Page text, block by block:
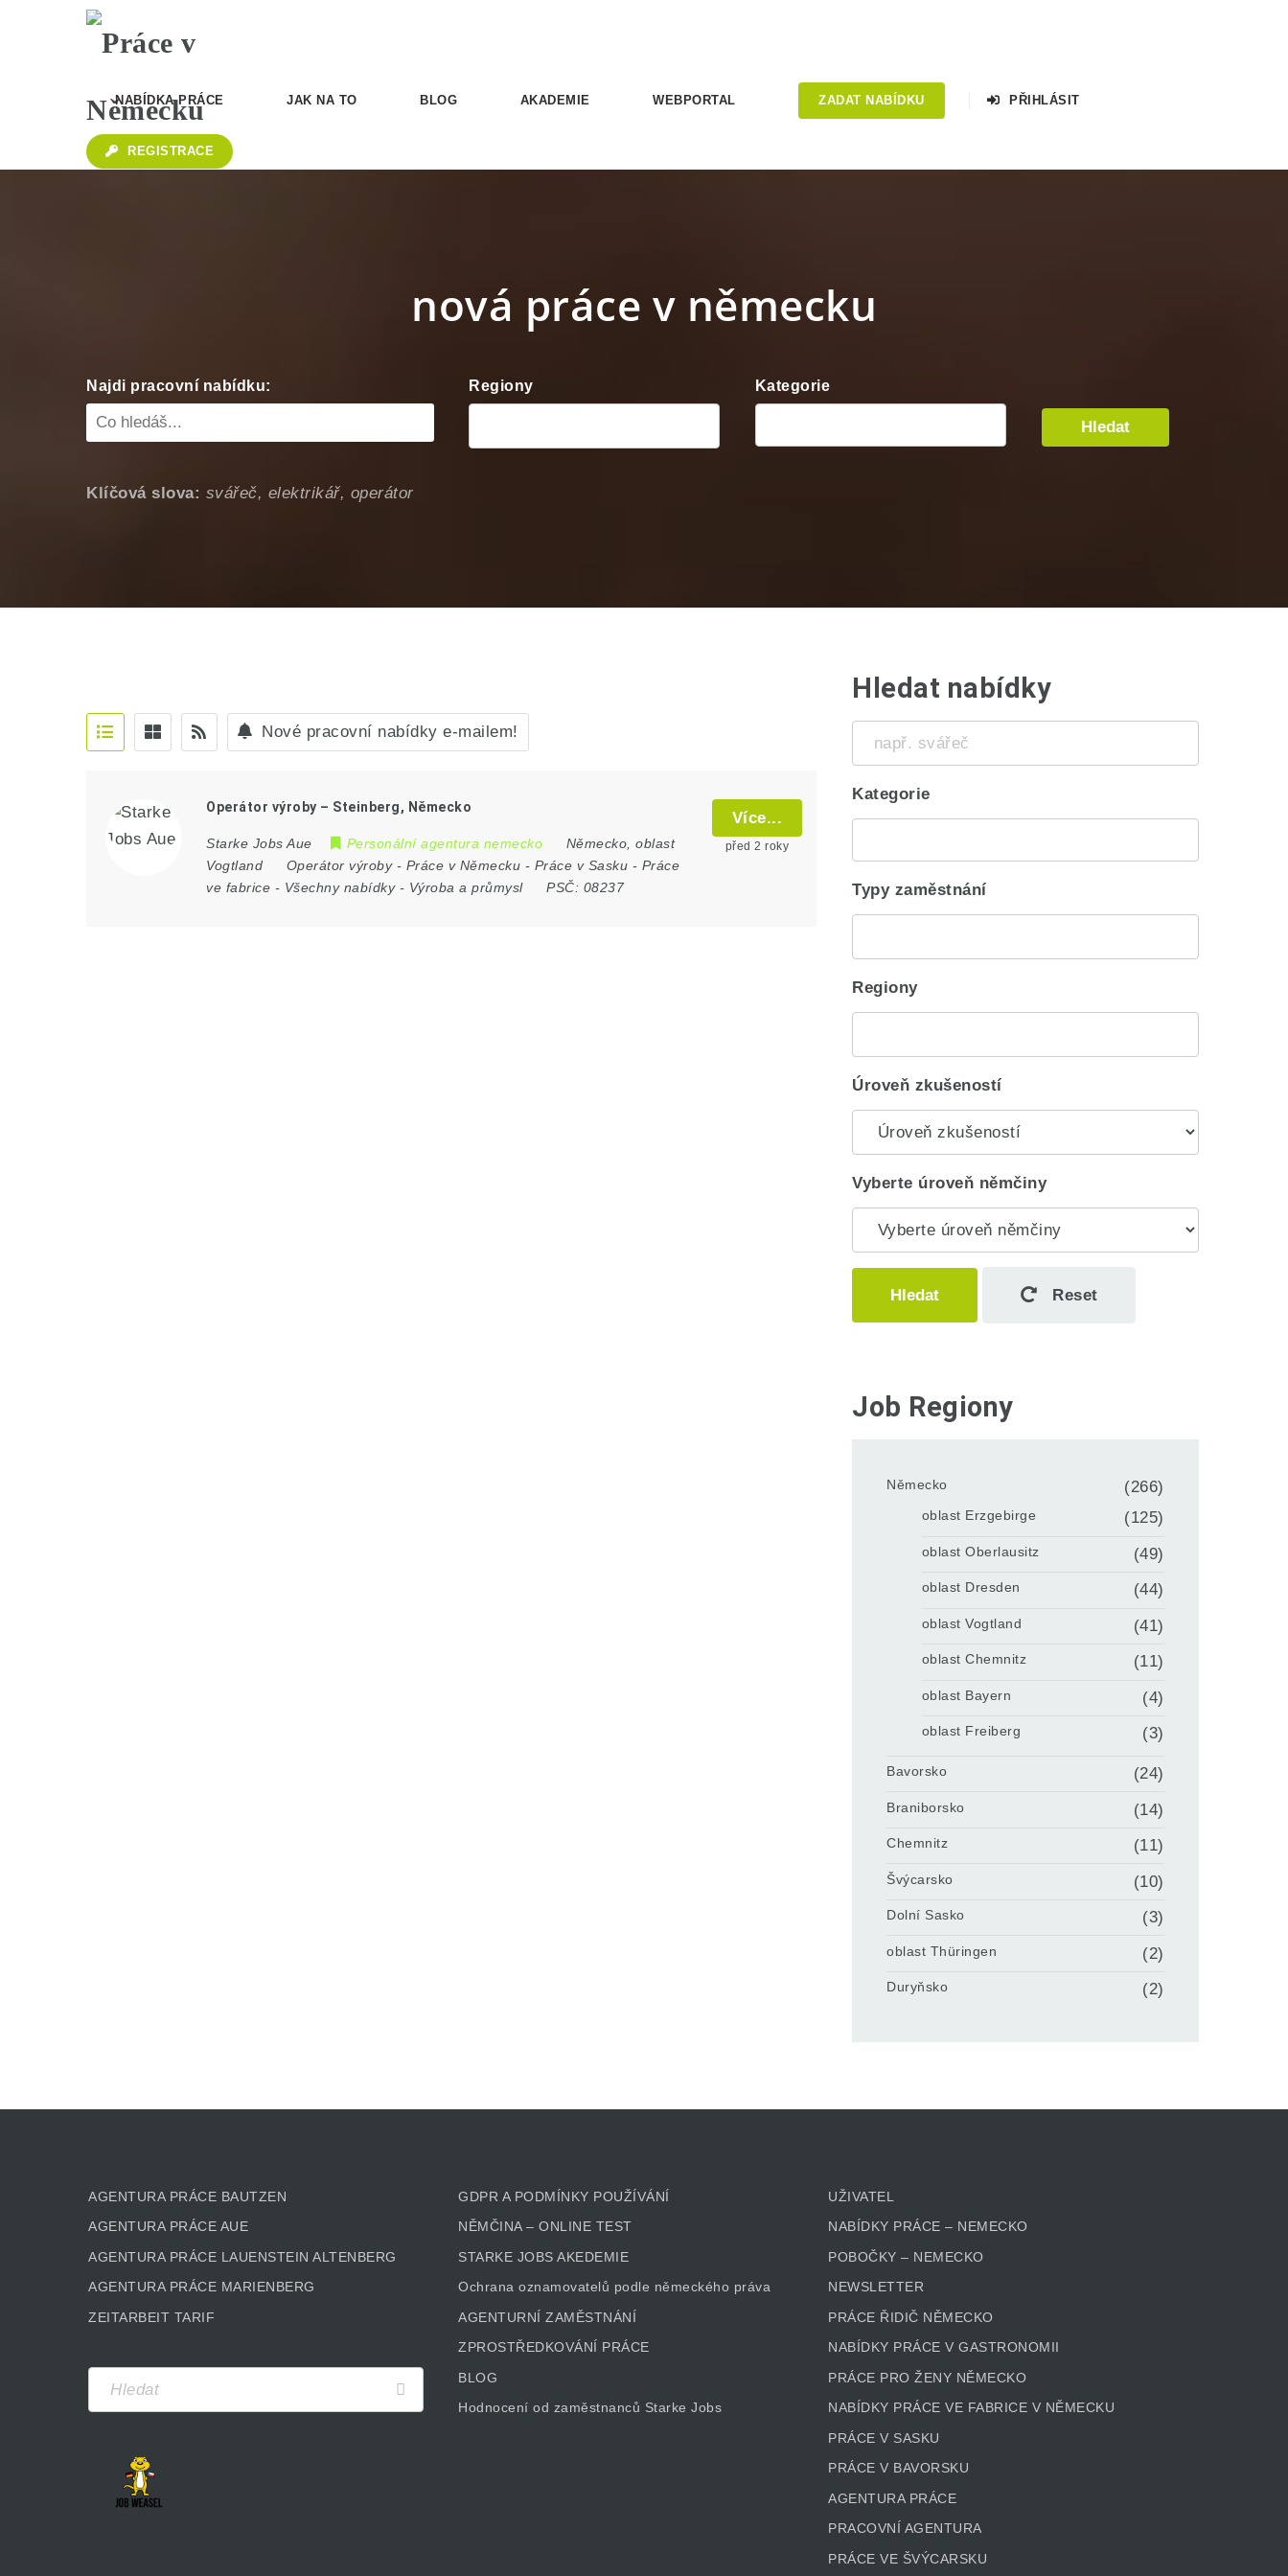
NABÍDKA PRÁCE JAK NA TO BLOG AKADEMIE WEBPORTAL ZADAT NABÍDKU PŘIHLÁSIT
REGISTRACE
nová práce v německu
Najdi pracovní nabídku: Regiony Kategorie
Hledat
Klíčová slova: svářeč, elektrikář, operátor
Nové pracovní nabídky e-mailem!
Operátor výroby – Steinberg, Německo
Starke Jobs Aue Personální agentura nemecko Německo ,oblast
Vogtland
Operátor výroby- Práce v Německu - Práce v Sasku - Práce
ve fabrice - Všechny nabídky- Výroba a průmysl PSČ: 08237
Více...
před 2 roky
Hledat nabídky
svářeč
Kategorie
Typy zaměstnání
Regiony
Úroveň zkušeností
Vyberte úroveň němčiny
Hledat Reset
Job Regiony
Německo (266)
oblast Erzgebirge (125)
oblast Oberlausitz (49)
oblast Dresden (44)
oblast Vogtland (41)
oblast Chemnitz (11)
oblast Bayern (4)
oblast Freiberg (3)
Bavorsko (24)
Braniborsko (14)
Chemnitz (11)
Švýcarsko (10)
Dolní Sasko (3)
oblast Thüringen (2)
Duryňsko (2)
AGENTURA PRÁCE BAUTZEN
AGENTURA PRÁCE AUE
AGENTURA PRÁCE LAUENSTEIN ALTENBERG
AGENTURA PRÁCE MARIENBERG
ZEITARBEIT TARIF
GDPR A PODMÍNKY POUŽÍVÁNÍ
NĚMČINA – ONLINE TEST
STARKE JOBS AKEDEMIE
Ochrana oznamovatelů podle německého práva
AGENTURNÍ ZAMĚSTNÁNÍ
ZPROSTŘEDKOVÁNÍ PRÁCE
BLOG
Hodnocení od zaměstnanců Starke Jobs
UŽIVATEL
NABÍDKY PRÁCE – NEMECKO
POBOČKY – NEMECKO
NEWSLETTER
PRÁCE ŘIDIČ NĚMECKO
NABÍDKY PRÁCE V GASTRONOMII
PRÁCE PRO ŽENY NĚMECKO
NABÍDKY PRÁCE VE FABRICE V NĚMECKU
PRÁCE V SASKU
PRÁCE V BAVORSKU
AGENTURA PRÁCE
PRACOVNÍ AGENTURA
PRÁCE VE ŠVÝCARSKU